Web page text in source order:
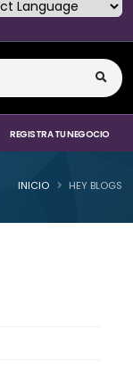
REGISTRA TU NEGOCIO
INICIO HEY BLOGS